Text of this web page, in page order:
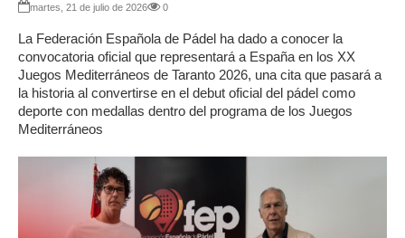
martes, 21 de julio de 2026 0
La Federación Española de Pádel ha dado a conocer la
convocatoria oficial que representará a España en los XX
Juegos Mediterráneos de Taranto 2026, una cita que pasará a
la historia al convertirse en el debut oficial del pádel como
deporte con medallas dentro del programa de los Juegos
Mediterráneos